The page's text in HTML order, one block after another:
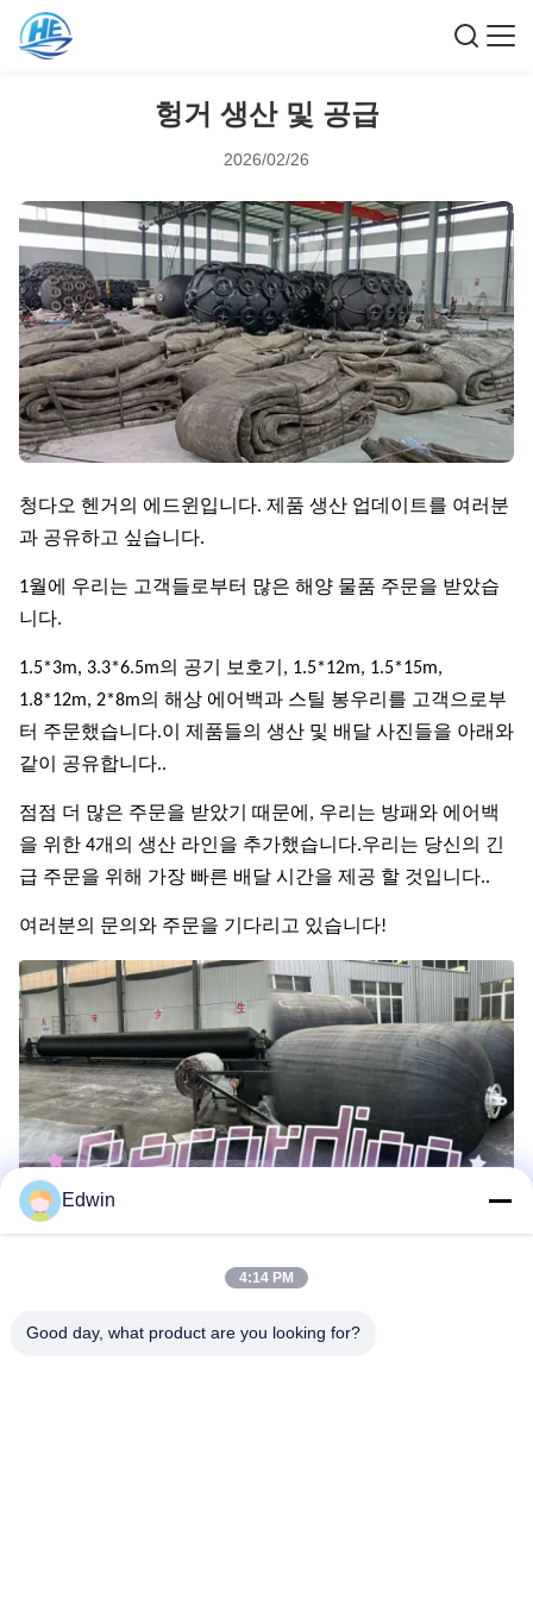
헝거 생산 및 공급
2026/02/26
청다오 헨거의 에드윈입니다. 제품 생산 업데이트를 여러분
과 공유하고 싶습니다.
1월에 우리는 고객들로부터 많은 해양 물품 주문을 받았습
니다.
1.5*3m, 3.3*6.5m의 공기 보호기, 1.5*12m, 1.5*15m,
1.8*12m, 2*8m의 해상 에어백과 스틸 봉우리를 고객으로부
터 주문했습니다.이 제품들의 생산 및 배달 사진들을 아래와
같이 공유합니다..
점점 더 많은 주문을 받았기 때문에, 우리는 방패와 에어백
을 위한 4개의 생산 라인을 추가했습니다.우리는 당신의 긴
급 주문을 위해 가장 빠른 배달 시간을 제공 할 것입니다..
여러분의 문의와 주문을 기다리고 있습니다!
Edwin
4:14 PM
Good day, what product are you looking for?